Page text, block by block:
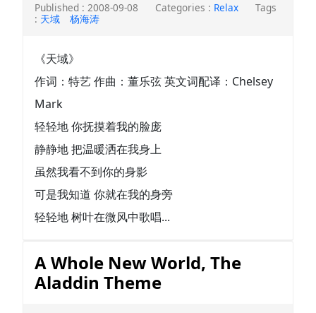
Published : 2008-09-08 Categories : Relax
Tags
: 天域 杨海涛
《天域》
作词：特艺 作曲：董乐弦 英文词配译：Chelsey
Mark
轻轻地 你抚摸着我的脸庞
静静地 把温暖洒在我身上
虽然我看不到你的身影
可是我知道 你就在我的身旁
轻轻地 树叶在微风中歌唱...
A Whole New World, The
Aladdin Theme